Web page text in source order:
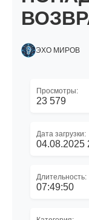
ЭХО МИРОВ
Просмотры:
23 579
Дата загрузки:
04.08.2025
Длительность:
07:49:50